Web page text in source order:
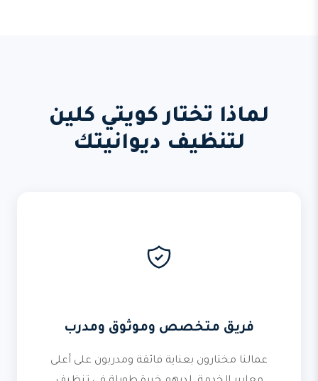
لماذا تختار كويتي كلين
لتنظيف ديوانيتك
فريق متخصص وموثوق ومدرب
عمالنا مختارون بعناية فائقة ومدربون على أعلى